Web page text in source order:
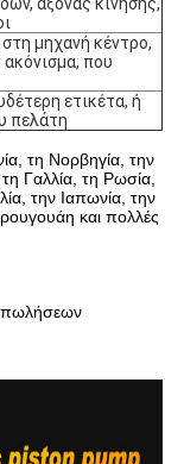
άξονας κίνησης,
μηχανή κέντρο,
ακόνισμα, που
ετικέτα, ή
πελάτη
τη Νορβηγία, την
Γαλλία, τη Ρωσία,
την Ιαπωνία, την
και πολλές